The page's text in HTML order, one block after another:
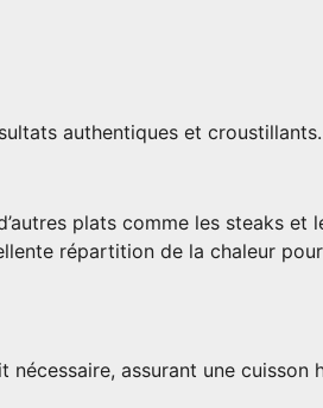
authentiques et croustillants.
plats comme les steaks et
répartition de la chaleur
assurant une cuisson